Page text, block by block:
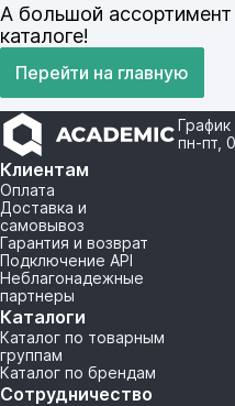
А большой
каталоге!
Перейти на главную
пн-пт,
Клиентам
Оплата
Доставка и
самовывоз
Гарантия и возврат
Подключение API
Неблагонадежные
партнеры
Каталоги
Каталог по товарным
группам
Каталог по брендам
Сотрудничество